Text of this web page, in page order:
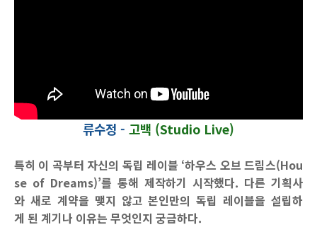
류수정 - 고백 (Studio Live)
특히 이 곡부터 자신의 독립 레이블 ‘하우스 오브 드림스(Hou
se of Dreams)’를 통해 제작하기 시작했다. 다른 기획사
와 새로 계약을 맺지 않고 본인만의 독립 레이블을 설립하
게 된 계기나 이유는 무엇인지 궁금하다.